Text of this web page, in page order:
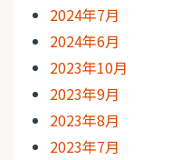
2024年7月
2024年6月
2023年10月
2023年9月
2023年8月
2023年7月